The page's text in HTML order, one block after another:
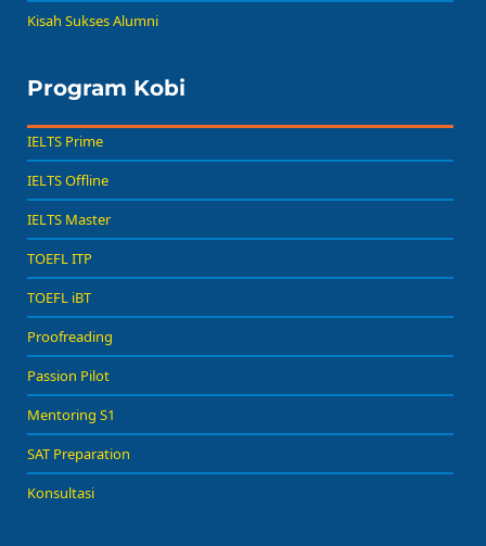
Kisah Sukses Alumni
Program Kobi
IELTS Prime
IELTS Offline
IELTS Master
TOEFL ITP
TOEFL iBT
Proofreading
Passion Pilot
Mentoring S1
SAT Preparation
Konsultasi